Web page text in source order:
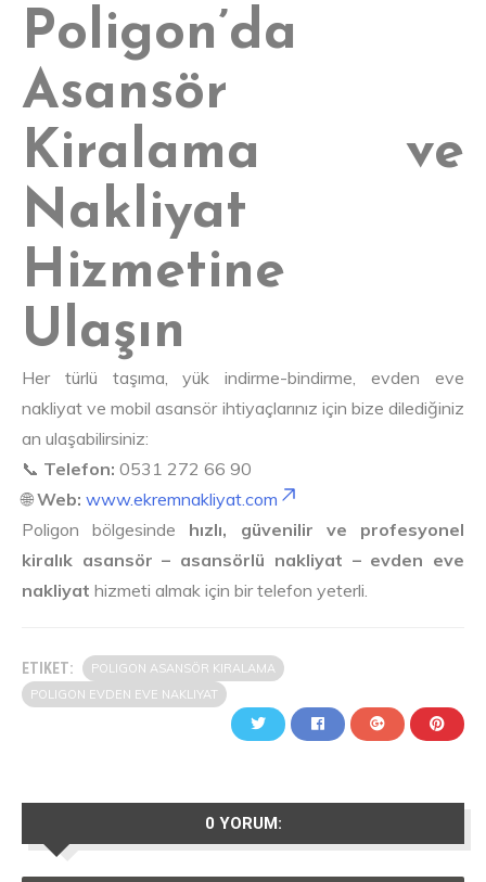
Poligon’da
Asansör
Kiralama ve
Nakliyat
Hizmetine
Ulaşın
Her türlü taşıma, yük indirme-bindirme, evden eve
nakliyat ve mobil asansör ihtiyaçlarınız için bize dilediğiniz
an ulaşabilirsiniz:
📞 Telefon: 0531 272 66 90
🌐Web: www.ekremnakliyat.com
Poligon bölgesinde hızlı, güvenilir ve profesyonel
kiralık asansör – asansörlü nakliyat – evden eve
nakliyat hizmeti almak için bir telefon yeterli.
ETIKET:
POLIGON ASANSÖR KIRALAMA
POLIGON EVDEN EVE NAKLIYAT
0 YORUM: